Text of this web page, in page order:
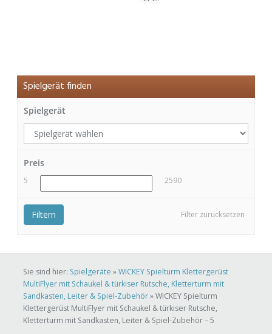
Spielgerät finden
Spielgerät
Preis
5 2590
Filter zurücksetzen
Filtern
Sie sind hier: Spielgeräte »WICKEY Spielturm Klettergerüst
MultiFlyer mit Schaukel & türkiser Rutsche, Kletterturm mit
Sandkasten, Leiter & Spiel-Zubehör»WICKEY Spielturm
Klettergerüst MultiFlyer mit Schaukel & türkiser Rutsche,
Kletterturm mit Sandkasten, Leiter & Spiel-Zubehör – 5